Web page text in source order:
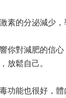
素的分泌減少
你對減肥的信
放鬆自己。
功能也很好，